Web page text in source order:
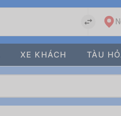
XE KHÁCH TÀU